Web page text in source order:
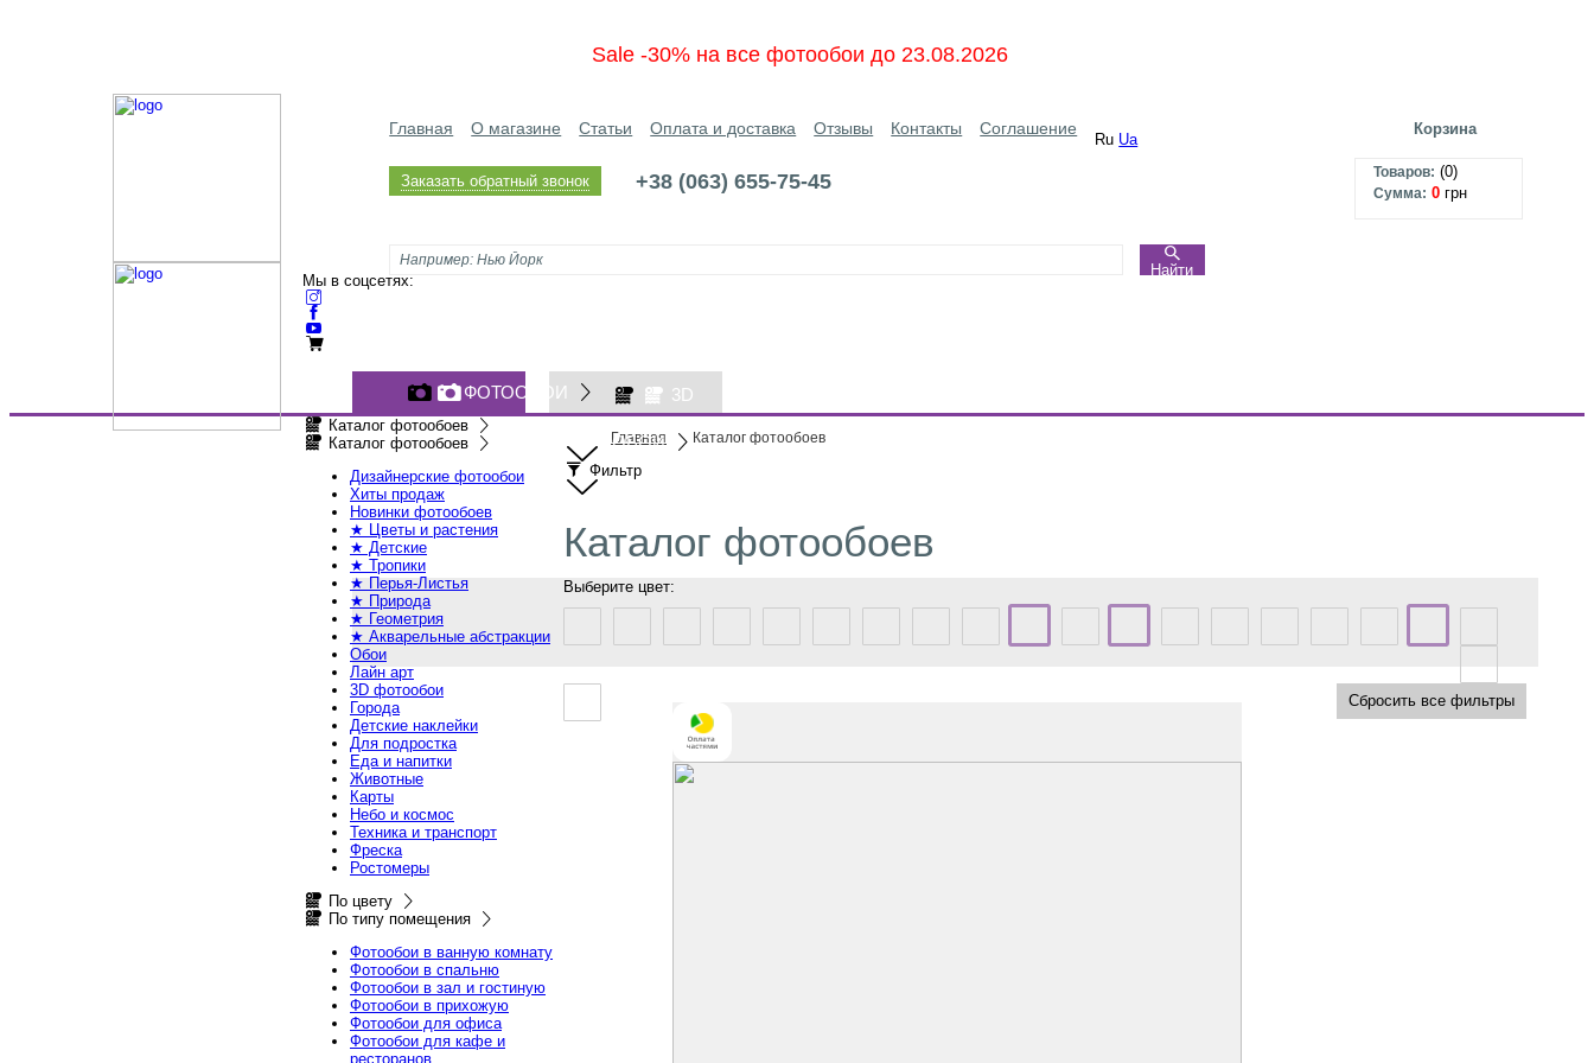
Sale -30% на все фотообои до 23.08.2026
Главная О магазине Статьи Оплата и доставка Отзывы Контакты Соглашение
Ru Ua
Заказать обратный звонок +38 (063) 655-75-45
Найти
Корзина
Товаров: (0)
Сумма: 0 грн
Мы в соцсетях:
ФОТООБОИ 3D
ОБОИ
Каталог фотообоев
Каталог фотообоев
Дизайнерские фотообои
Хиты продаж
Новинки фотообоев
★ Цветы и растения
★ Детские
★ Тропики
★ Перья-Листья
★ Природа
★ Геометрия
★ Акварельные абстракции
Обои
Лайн арт
3D фотообои
Города
Детские наклейки
Для подростка
Еда и напитки
Животные
Карты
Небо и космос
Техника и транспорт
Фреска
Ростомеры
По цвету
По типу помещения
Фотообои в ванную комнату
Фотообои в спальню
Фотообои в зал и гостиную
Фотообои в прихожую
Фотообои для офиса
Фотообои для кафе и
ресторанов
Главная Каталог фотообоев
Фильтр
Каталог фотообоев
Выберите цвет:
Сбросить все фильтры